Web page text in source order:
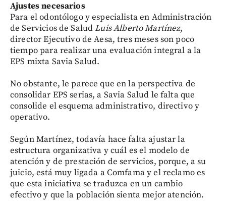
Ajustes necesarios
Para el odontólogo y especialista en Administración
de Servicios de SaludLuis Alberto Martínez,
director Ejecutivo de Aesa, tres meses son poco
tiempo para realizar una evaluación integral a la
EPS mixta Savia Salud.
No obstante, le parece que en la perspectiva de
consolidar EPS serias, a Savia Salud le falta que
consolide el esquema administrativo, directivo y
operativo.
Según Martínez, todavía hace falta ajustar la
estructura organizativa y cuál es el modelo de
atención y de prestación de servicios, porque, a su
juicio, está muy ligada a Comfama y el reclamo es
que esta iniciativa se traduzca en un cambio
efectivo y que la población sienta mejor atención.